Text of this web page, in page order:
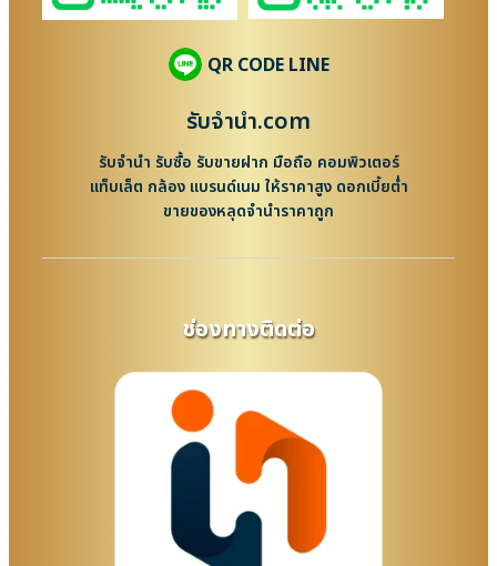
QR CODE LINE
รับจํานํา.com
รับจำนำ รับซื้อ รับขายฝาก มือถือ คอมพิวเตอร์
แท็บเล็ต กล้อง แบรนด์เนม ให้ราคาสูง ดอกเบี้ยต่ำ
ขายของหลุดจำนำราคาถูก
ช่องทางติดต่อ